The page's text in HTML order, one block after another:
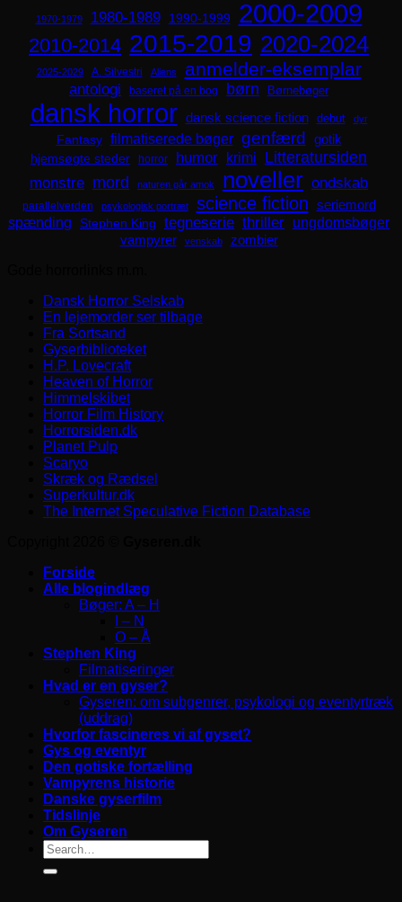
1970-1979 1980-1989 1990-1999 2000-2009
2010-2014 2015-2019 2020-2024
2025-2029 A. Silvestri Aliens anmelder-eksemplar
antologi baseret på en bog børn Børnebøger
dansk horror dansk science fiction debut dyr
Fantasy filmatiserede bøger genfærd
gotik
hjemsøgte steder
horror humor krimi Litteratursiden
monstre mord naturen går amok noveller ondskab
parallelverden psykologisk portræt science fiction seriemord
spænding Stephen King tegneserie thriller ungdomsbøger
vampyrer venskab
zombier
Dansk Horror Selskab
En lejemorder ser tilbage
Fra Sortsand
Gyserbiblioteket
H.P. Lovecraft
Heaven of Horror
Himmelskibet
Horror Film History
Horrorsiden.dk
Planet Pulp
Scaryo
Skræk og Rædsel
Superkultur.dk
The Internet Speculative Fiction Database
Forside
Alle blogindlæg
Bøger: A – H
I – N
O – Å
Stephen King
Filmatiseringer
Hvad er en gyser?
Gyseren: om subgenrer, psykologi og eventyrtræk
(uddrag)
Hvorfor fascineres vi af gyset?
Gys og eventyr
Den gotiske fortælling
Vampyrens historie
Danske gyserfilm
Tidslinje
Om Gyseren